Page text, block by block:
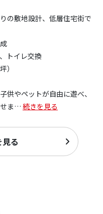
の敷地設計、低層住宅街で
トイレ交換
）
やペットが自由に遊べ、
ま… 続きを見る
る